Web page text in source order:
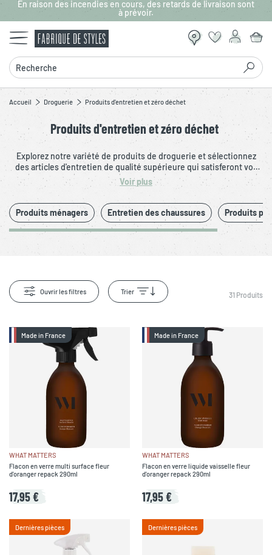
Aller au contenu principal
En raison des incendies en cours, des retards de livraison sont
à prévoir.
Recherche
Accueil Droguerie Produits d'entretien et zéro déchet
Produits d'entretien et zéro déchet
Explorez notre variété de produits de droguerie et sélectionnez
des articles d'entretien de qualité supérieure qui satisferont vos
exigences tout en contribuant à vos initiatives en faveur d'un
avenir plus écologique et durable. Optez pour des alternatives
durables avec nos produits zéro déchet.
Voir plus
Produits ménagers Entretien des chaussures Produits
Ouvrir les filtres Trier 31 Produits
Made in France
WHAT MATTERS
Flacon en verre multi surface fleur
d'oranger repack 290ml
17,95 €
Made in France
WHAT MATTERS
Flacon en verre liquide vaisselle fleur
d'oranger repack 290ml
17,95 €
Dernières pièces Dernières pièces